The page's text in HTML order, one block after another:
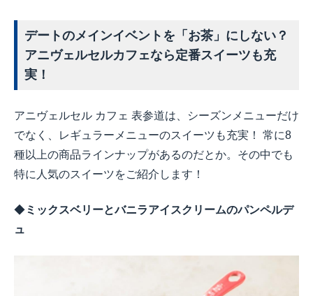
デートのメインイベントを「お茶」にしない？
アニヴェルセルカフェなら定番スイーツも充
実！
アニヴェルセル カフェ 表参道は、シーズンメニューだけ
でなく、レギュラーメニューのスイーツも充実！ 常に8
種以上の商品ラインナップがあるのだとか。その中でも
特に人気のスイーツをご紹介します！
◆ミックスベリーとバニラアイスクリームのパンペルデ
ュ